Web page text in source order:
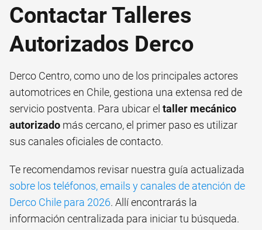
Contactar Talleres
Autorizados Derco
Derco Centro, como uno de los principales actores
automotrices en Chile, gestiona una extensa red de
servicio postventa. Para ubicar el taller mecánico
autorizado más cercano, el primer paso es utilizar
sus canales oficiales de contacto.
Te recomendamos revisar nuestra guía actualizada
sobre los teléfonos, emails y canales de atención de
Derco Chile para 2026. Allí encontrarás la
información centralizada para iniciar tu búsqueda.